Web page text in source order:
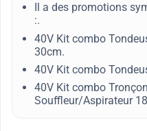
Il a des promotions
:.
40V Kit combo
30cm.
40V Kit combo
40V Kit combo
Souffleur/Aspirateur